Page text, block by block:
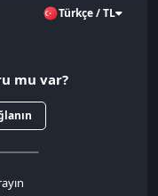
Türkçe / TL
mu var?